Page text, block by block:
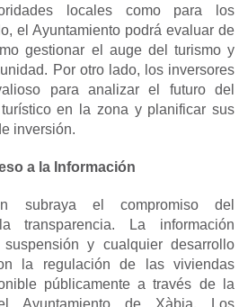
locales como para los
el Ayuntamiento podrá evaluar de
gestionar el auge del turismo y
Por otro lado, los inversores
para analizar el futuro del
en la zona y planificar sus
inversión.
a la Información
subraya el compromiso del
transparencia. La información
y cualquier desarrollo
la regulación de las viviendas
públicamente a través de la